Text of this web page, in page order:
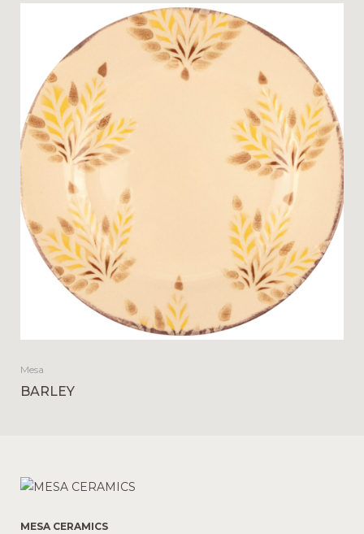
Mesa
BARLEY
MESA CERAMICS